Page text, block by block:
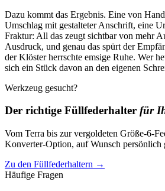
Dazu kommt das Ergebnis. Eine von
Umschlag mit gestalteter Anschrift, eine
Fraktur: All das zeugt sichtbar von mehr
Ausdruck, und genau das spürt der
der Klöster herrschte emsige Ruhe. Wer
sich ein Stück davon an den eigenen
Werkzeug gesucht?
Der richtige Füllfederhalter für
Vom Terra bis zur vergoldeten Größe-6-
Konverter-Option, auf Wunsch persönlich
Zu den Füllfederhaltern →
Häufige Fragen